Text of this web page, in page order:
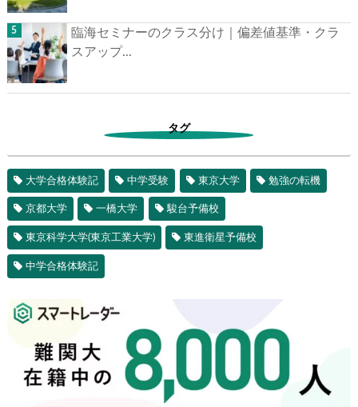
臨海セミナーのクラス分け｜偏差値基準・クラ
スアップ...
タグ
大学合格体験記 中学受験 東京大学 勉強の転機
京都大学 一橋大学 駿台予備校
東京科学大学(東京工業大学) 東進衛星予備校
中学合格体験記